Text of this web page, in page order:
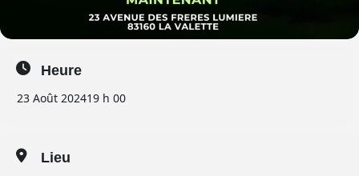
Heure
23 Août 202419 h 00
Lieu